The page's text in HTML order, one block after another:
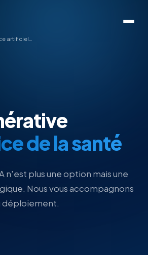
de la santé
n'est plus une option mais une
Nous vous accompagnons
déploiement.